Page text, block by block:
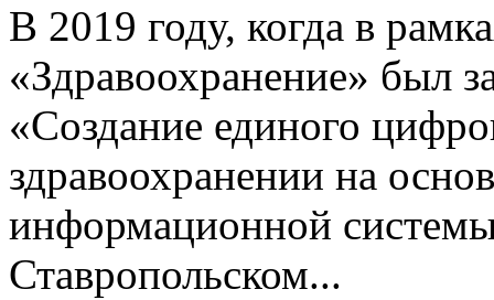
В 2019 году, когда в
«Здравоохранение» был
«Создание единого
здравоохранении на
информационной
Ставропольском...